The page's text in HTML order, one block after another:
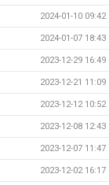
2024-01-10 09:42
2024-01-07 18:43
2023-12-29 16:49
2023-12-21 11:09
2023-12-12 10:52
2023-12-08 12:43
2023-12-07 11:47
2023-12-02 16:17